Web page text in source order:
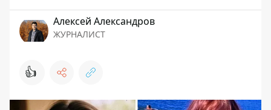
Алексей Александров
ЖУРНАЛИСТ
👍